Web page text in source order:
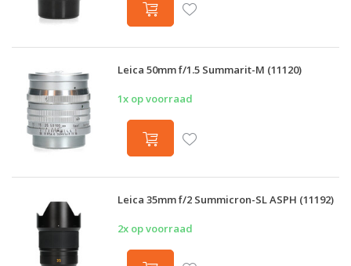
Leica 50mm f/1.5 Summarit-M (11120)
1x op voorraad
Leica 35mm f/2 Summicron-SL ASPH (11192)
2x op voorraad